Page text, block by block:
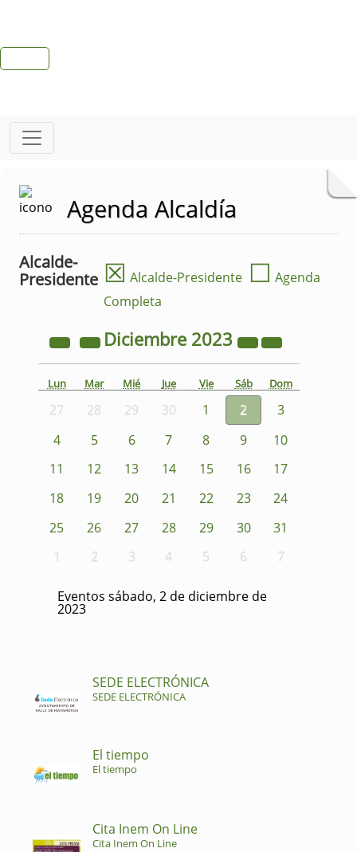
Agenda Alcaldía
Alcalde-
Presidente ☒ Alcalde-Presidente ☐ Agenda
Completa
Diciembre 2023
Lun Mar Mié Jue Vie Sáb Dom
27 28 29 30 1 2
3
4
5 6 7 8 9
10
11
12 13 14 15 16
17
18
19 20 21 22 23
24
25
26 27 28 29 30
31
1
2 3 4 5 6 7
Eventos sábado, 2 de diciembre de
2023
SEDE ELECTRÓNICA
SEDE ELECTRÓNICA
El tiempo
El tiempo
Cita Inem On Line
Cita Inem On Line